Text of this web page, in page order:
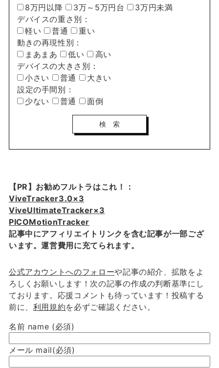
8万円以降
3万～5万円台
3万円未満
デバイスの重さ別：
軽い
普通
重い
動きの再現性別：
まあまあ
低い
高い
デバイスの大きさ別：
小さい
普通
大きい
設定の手間別：
少ない
普通 面倒
【PR】お勧めフルトラはこれ！：
ViveTracker3.0×3
ViveUltimateTracker×3
PICOMotionTracker
記事中にアフィリエイトリンクを含む記事が一部ござ
います。運営費用に充てられます。
公式アカウントへのフォローや記事の紹介、拡散をよ
ろしくお願いします！次の記事の作成の判断基準にし
ております。応援コメントも待っています！投稿する
前に、 利用規約を必ずご確認ください。
名前 name (必須)
メール mail(必須)